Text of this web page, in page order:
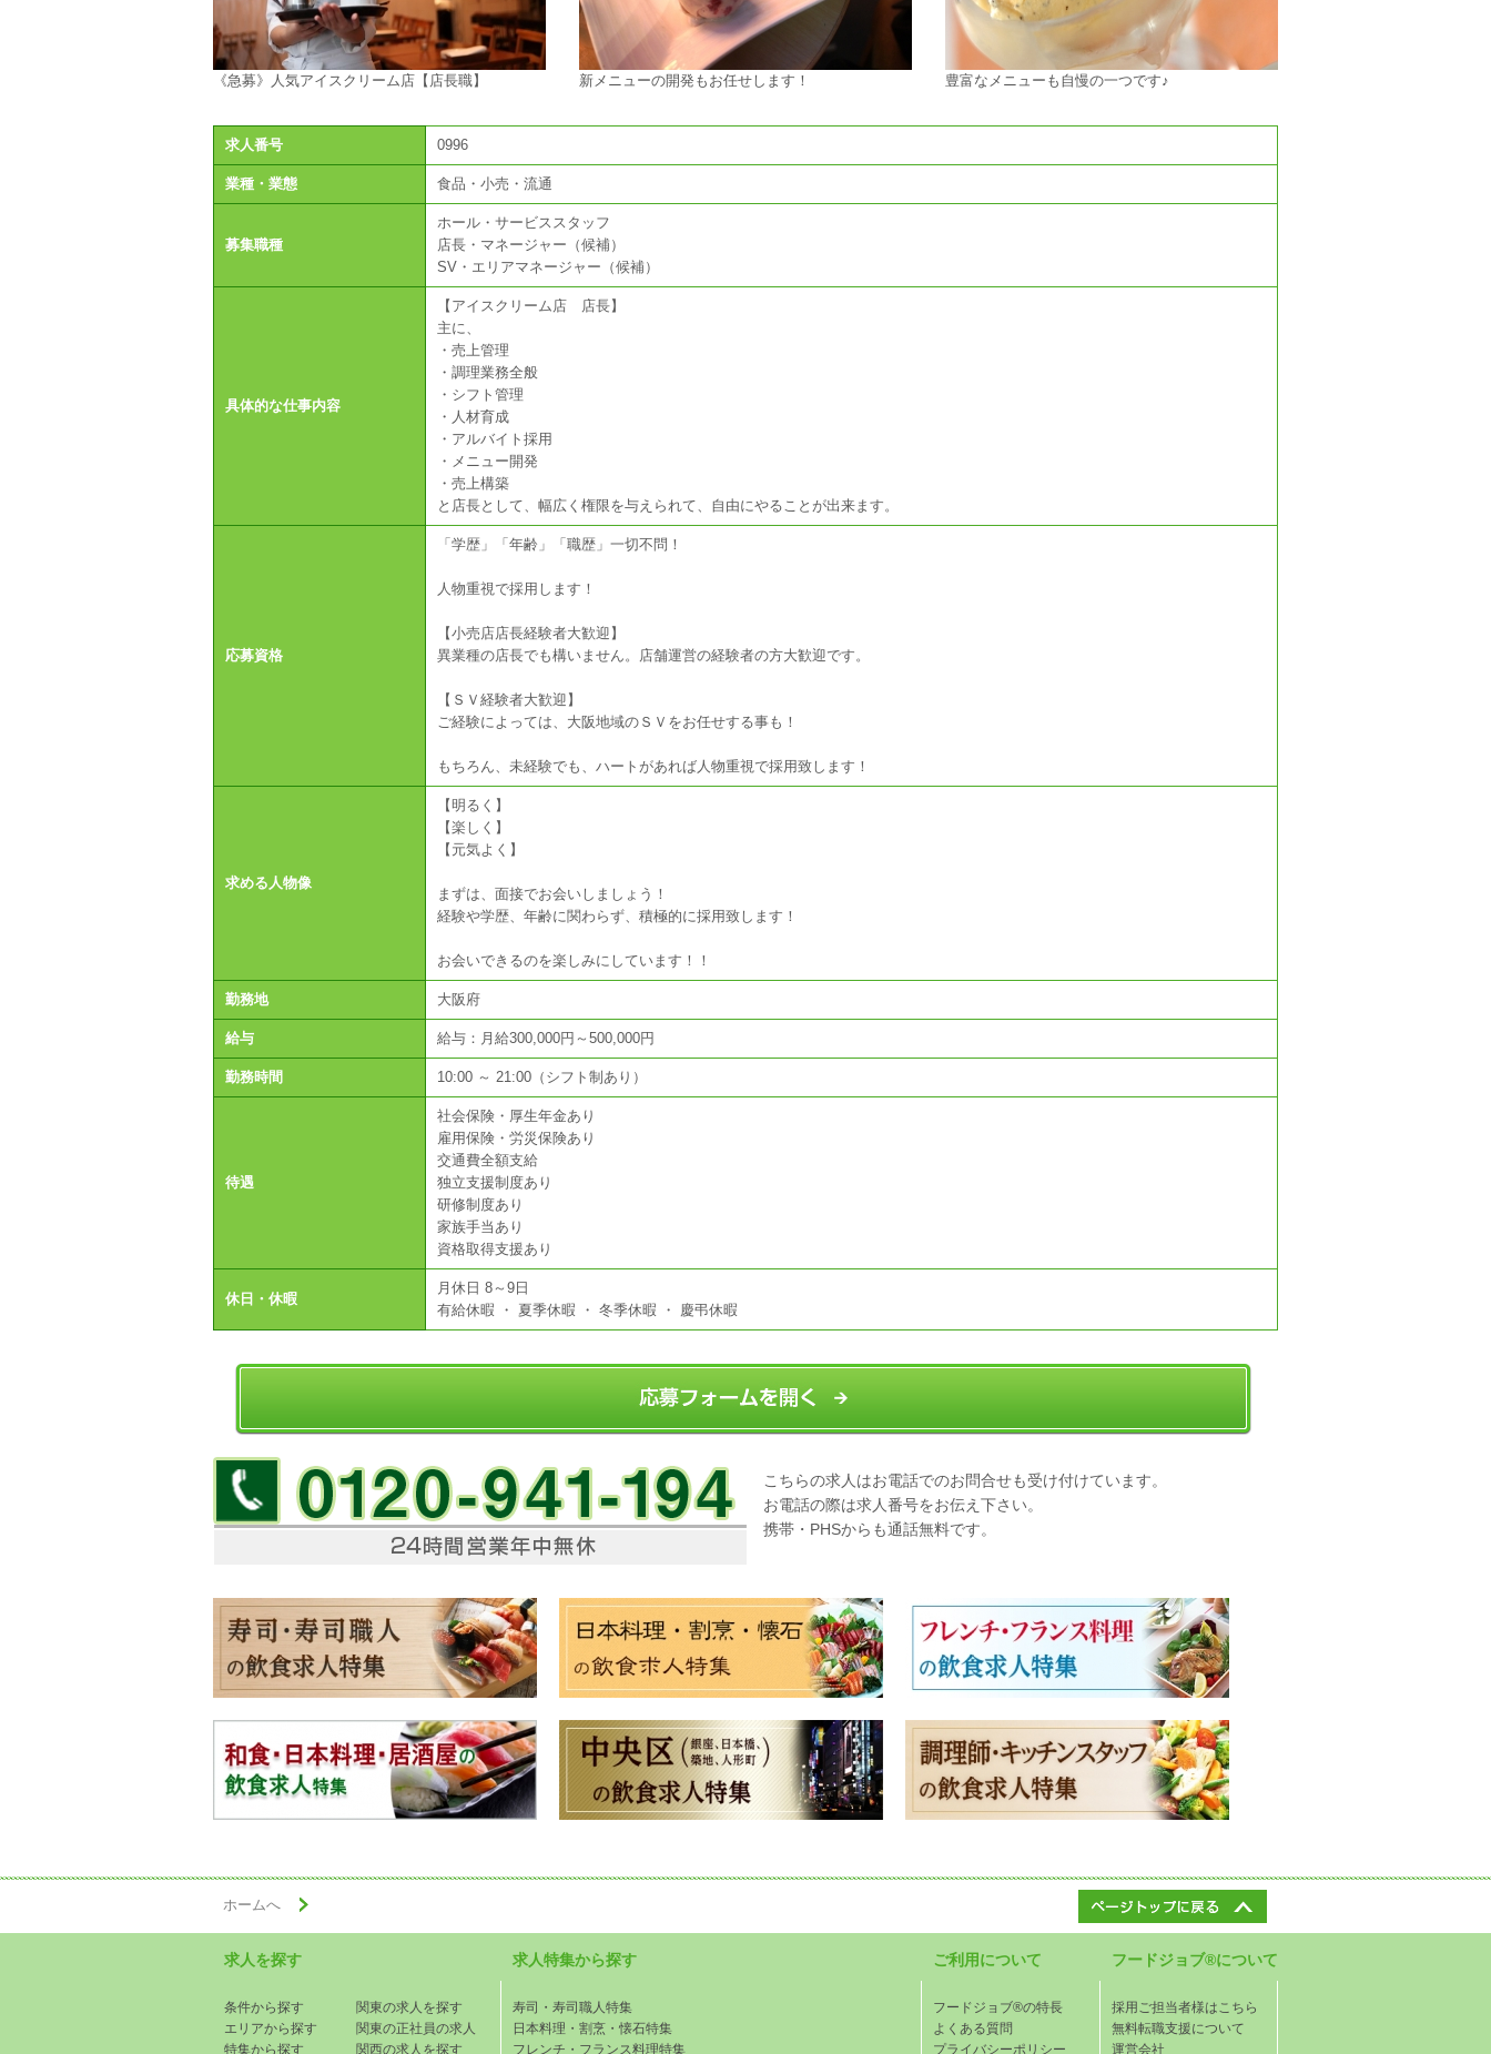
《急募》人気アイスクリーム店【店長職】 新メニューの開発もお任せします！ 豊富なメニューも自慢の一つです♪
求人番号 0996
業種・業態 食品・小売・流通
募集職種
ホール・サービススタッフ
店長・マネージャー（候補）
SV・エリアマネージャー（候補）
具体的な仕事内容
【アイスクリーム店 店長】
主に、
・売上管理
・調理業務全般
・シフト管理
・人材育成
・アルバイト採用
・メニュー開発
・売上構築
と店長として、幅広く権限を与えられて、自由にやることが出来ます。
応募資格
「学歴」「年齢」「職歴」一切不問！
人物重視で採用します！
【小売店店長経験者大歓迎】
異業種の店長でも構いません。店舗運営の経験者の方大歓迎です。
【ＳＶ経験者大歓迎】
ご経験によっては、大阪地域のＳＶをお任せする事も！
もちろん、未経験でも、ハートがあれば人物重視で採用致します！
求める人物像
【明るく】
【楽しく】
【元気よく】
まずは、面接でお会いしましょう！
経験や学歴、年齢に関わらず、積極的に採用致します！
お会いできるのを楽しみにしています！！
勤務地 大阪府
給与 給与：月給300,000円～500,000円
勤務時間 10:00 ～ 21:00（シフト制あり）
待遇
社会保険・厚生年金あり
雇用保険・労災保険あり
交通費全額支給
独立支援制度あり
研修制度あり
家族手当あり
資格取得支援あり
休日・休暇
月休日 8～9日
有給休暇 ・ 夏季休暇 ・ 冬季休暇 ・ 慶弔休暇
こちらの求人はお電話でのお問合せも受け付けています。
お電話の際は求人番号をお伝え下さい。
携帯・PHSからも通話無料です。
ホームへ
求人を探す
条件から探す
エリアから探す
特集から探す
関東の求人を探す
関東の正社員の求人
関西の求人を探す
求人特集から探す
寿司・寿司職人特集
日本料理・割烹・懐石特集
フレンチ・フランス料理特集
ご利用について
フードジョブ®の特長
よくある質問
プライバシーポリシー
フードジョブ®について
採用ご担当者様はこちら
無料転職支援について
運営会社